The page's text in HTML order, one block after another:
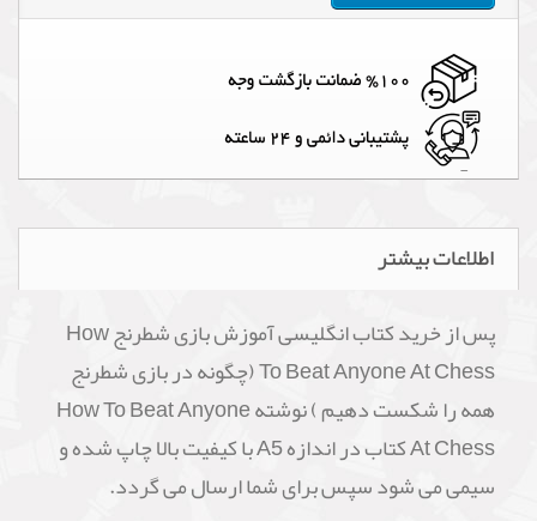
اطلاعات بیشتر
پس از خرید کتاب انگلیسی آموزش بازی شطرنج How
To Beat Anyone At Chess (چگونه در بازی شطرنج
همه را شکست دهیم ) نوشته How To Beat Anyone
At Chess کتاب در اندازه A5 با کیفیت بالا چاپ شده و
سیمی می شود سپس برای شما ارسال می گردد.